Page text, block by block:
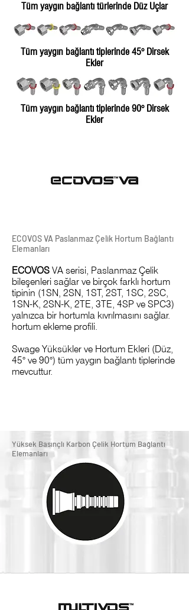
Tüm yaygın bağlantı türlerinde Düz Uçlar
Tüm yaygın bağlantı tiplerinde 45° Dirsek
Ekler
Tüm yaygın bağlantı tiplerinde 90° Dirsek
Ekler
ECOVOS VA Paslanmaz Çelik Hortum Bağlantı
Elemanları
ECOVOS VA serisi, Paslanmaz Çelik
bileşenleri sağlar ve birçok farklı hortum
tipinin (1SN, 2SN, 1ST, 2ST, 1SC, 2SC,
1SN-K, 2SN-K, 2TE, 3TE, 4SP ve SPC3)
yalnızca bir hortumla kıvrılmasını sağlar.
hortum ekleme profili.
Swage Yüksükler ve Hortum Ekleri (Düz,
45° ve 90°) tüm yaygın bağlantı tiplerinde
mevcuttur.
Yüksek Basınçlı Karbon Çelik Hortum Bağlantı
Elemanları